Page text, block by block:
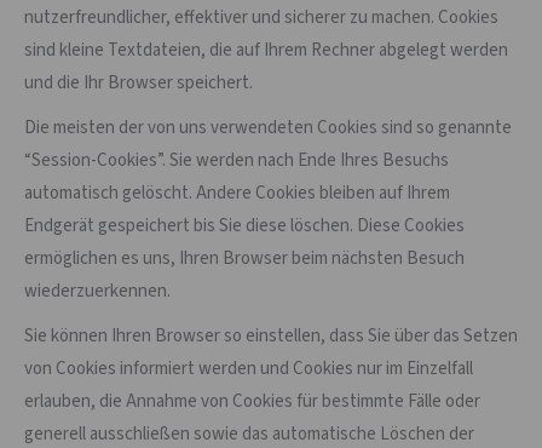
nutzerfreundlicher, effektiver und sicherer zu machen. Cookies
sind kleine Textdateien, die auf Ihrem Rechner abgelegt werden
und die Ihr Browser speichert.
Die meisten der von uns verwendeten Cookies sind so genannte
“Session-Cookies”. Sie werden nach Ende Ihres Besuchs
automatisch gelöscht. Andere Cookies bleiben auf Ihrem
Endgerät gespeichert bis Sie diese löschen. Diese Cookies
ermöglichen es uns, Ihren Browser beim nächsten Besuch
wiederzuerkennen.
Sie können Ihren Browser so einstellen, dass Sie über das Setzen
von Cookies informiert werden und Cookies nur im Einzelfall
erlauben, die Annahme von Cookies für bestimmte Fälle oder
generell ausschließen sowie das automatische Löschen der